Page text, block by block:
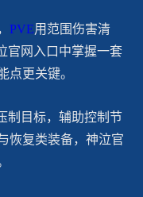
PVE用范围伤害清
官网入口中掌握一套
点更关键。
制目标，辅助控制节
恢复类装备，神泣官